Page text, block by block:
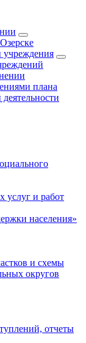
плана
услуг и работ
населения»
и схемы
округов
отчеты